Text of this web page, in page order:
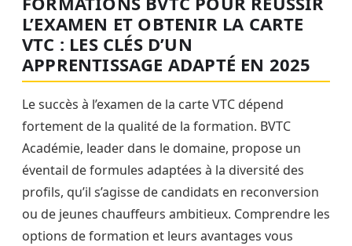
L’EXAMEN ET OBTENIR LA CARTE
VTC : LES CLÉS D’UN
APPRENTISSAGE ADAPTÉ EN 2025
Le succès à l’examen de la carte VTC dépend
fortement de la qualité de la formation. BVTC
Académie, leader dans le domaine, propose un
éventail de formules adaptées à la diversité des
profils, qu’il s’agisse de candidats en reconversion
ou de jeunes chauffeurs ambitieux. Comprendre les
options de formation et leurs avantages vous